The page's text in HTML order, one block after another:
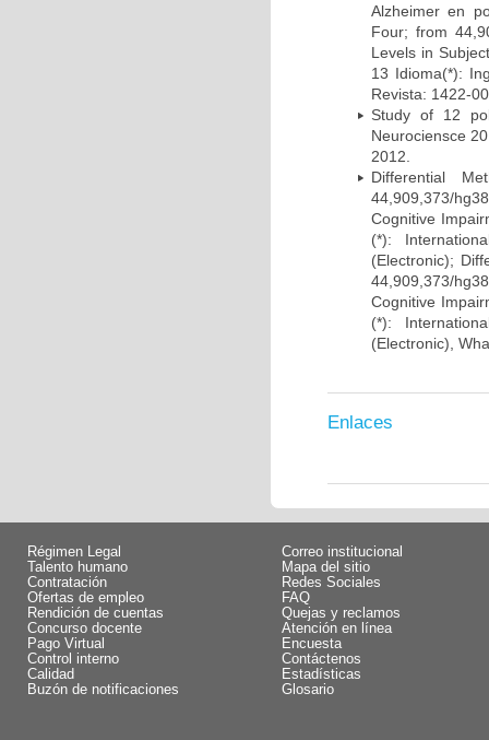
Alzheimer en
Four; from
Levels in
13 Idioma(*):
Revista: 1422-
Study of 12
Neurociensce
2012.
Differential
44,909,373/
Cognitive
(*):
(Electronic);
44,909,373/
Cognitive
(*):
(Electronic),
Enlaces
Régimen Legal
Talento humano
Contratación
Ofertas de empleo
Rendición de cuentas
Concurso docente
Pago Virtual
Control interno
Calidad
Buzón de notificaciones
Correo institucional
Mapa del sitio
Redes Sociales
FAQ
Quejas y reclamos
Atención en línea
Encuesta
Contáctenos
Estadísticas
Glosario